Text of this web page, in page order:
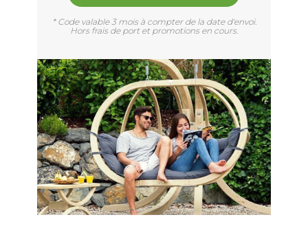
* Code valable 3 mois à compter de la date d'envoi.
Hors frais de port et promotions en cours.